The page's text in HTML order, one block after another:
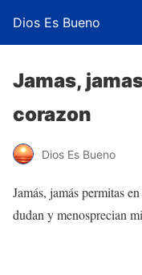
Dios Es Bueno
Jamas,
corazon
Dios Es Bueno
Jamás, jamás permitas
dudan y menosprecian